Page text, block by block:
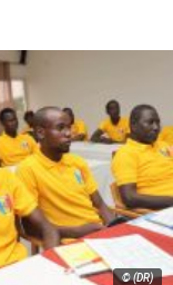
© (DR)